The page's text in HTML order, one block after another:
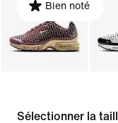
Bien noté
Sélectionner la